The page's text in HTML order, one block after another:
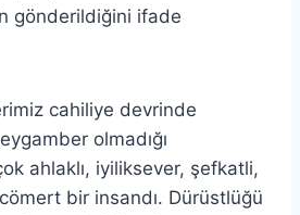
gönderildiğini ifade
cahiliye devrinde
olmadığı
ahlaklı, iyiliksever, şefkatli,
bir insandı. Dürüstlüğü